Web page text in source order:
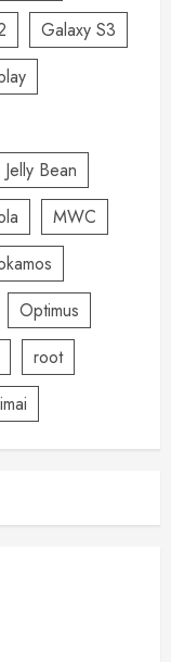
Galaxy S3
Jelly Bean
MWC
Optimus
root